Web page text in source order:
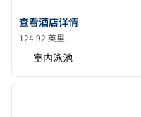
查看希尔顿 St. Louis at
查看酒店详情
124.92 英里
室内泳池
1/12